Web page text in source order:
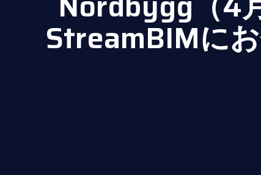
StreamBIMに